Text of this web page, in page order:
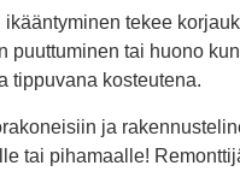
tekee
tai huono
tippuvana kosteutena.
ja
tai pihamaalle!